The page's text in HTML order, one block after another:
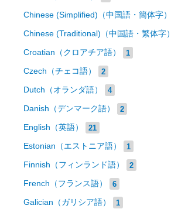
Chinese (Simplified)（中国語・簡体字）
Chinese (Traditional)（中国語・繁体字）
Croatian（クロアチア語） 1
Czech（チェコ語） 2
Dutch（オランダ語） 4
Danish（デンマーク語） 2
English（英語） 21
Estonian（エストニア語） 1
Finnish（フィンランド語） 2
French（フランス語） 6
Galician（ガリシア語） 1